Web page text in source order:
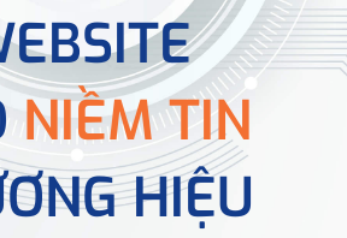
NIỀM TIN
HIỆU